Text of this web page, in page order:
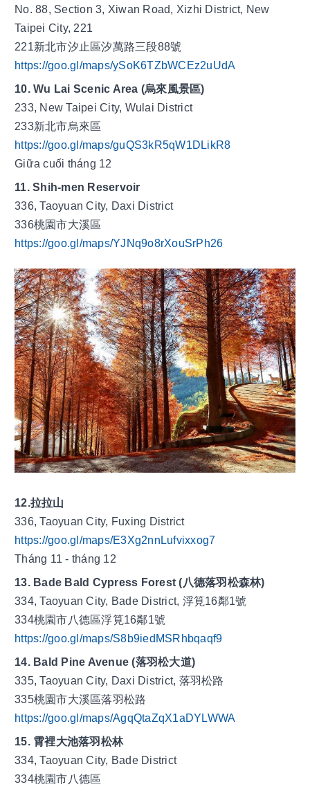
No. 88, Section 3, Xiwan Road, Xizhi District, New
Taipei City, 221
221新北市汐止區汐萬路三段88號
https://goo.gl/maps/ySoK6TZbWCEz2uUdA
10. Wu Lai Scenic Area (烏來風景區)
233, New Taipei City, Wulai District
233新北市烏來區
https://goo.gl/maps/guQS3kR5qW1DLikR8
Giữa cuối tháng 12
11. Shih-men Reservoir
336, Taoyuan City, Daxi District
336桃園市大溪區
https://goo.gl/maps/YJNq9o8rXouSrPh26
12.拉拉山
336, Taoyuan City, Fuxing District
https://goo.gl/maps/E3Xg2nnLufvixxog7
Tháng 11 - tháng 12
13. Bade Bald Cypress Forest (八德落羽松森林)
334, Taoyuan City, Bade District, 浮筧16鄰1號
334桃園市八德區浮筧16鄰1號
https://goo.gl/maps/S8b9iedMSRhbqaqf9
14. Bald Pine Avenue (落羽松大道)
335, Taoyuan City, Daxi District, 落羽松路
335桃園市大溪區落羽松路
https://goo.gl/maps/AgqQtaZqX1aDYLWWA
15. 霄裡大池落羽松林
334, Taoyuan City, Bade District
334桃園市八德區